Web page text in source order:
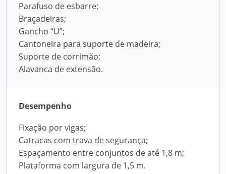
Parafuso de esbarre;
Braçadeiras;
Gancho “U”;
Cantoneira para suporte de madeira;
Suporte de corrimão;
Alavanca de extensão.
Desempenho
Fixação por vigas;
Catracas com trava de segurança;
Espaçamento entre conjuntos de até 1,8 m;
Plataforma com largura de 1,5 m.